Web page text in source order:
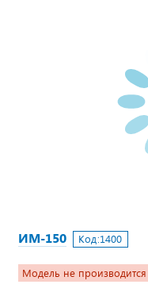
ИМ-150 Код:1400
Модель не производится